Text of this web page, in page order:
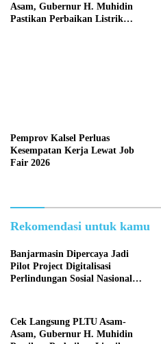
Asam, Gubernur H. Muhidin
Pastikan Perbaikan Listrik
Pemprov Kalsel Perluas
Kesempatan Kerja Lewat Job
Fair 2026
Rekomendasi untuk kamu
Banjarmasin Dipercaya Jadi
Pilot Project Digitalisasi
Perlindungan Sosial Nasional
Cek Langsung PLTU Asam-
Asam, Gubernur H. Muhidin